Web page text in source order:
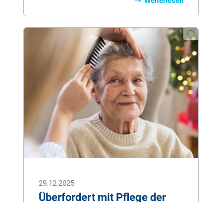
mit Tiefe und Bedeutung. Erfahrene
Reiseleitungen, kleine Gruppen und
sorgfältig geplante Programme machen
jede Reise zu einer inspirierenden
Entdeckung – informativ, entschleunigt
und nachhaltig beeindruckend.
29.12.2025
Überfordert mit Pflege der